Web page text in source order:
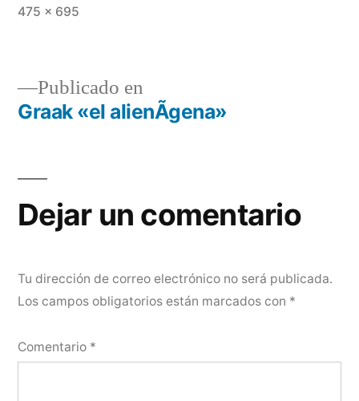
Tamaño
475 × 695
Navegación
entradas
Publicado en
Graak «el alienÃ­gena»
Dejar un comentario
Tu dirección de correo electrónico no será publicada.
Los campos obligatorios están marcados con *
Comentario *